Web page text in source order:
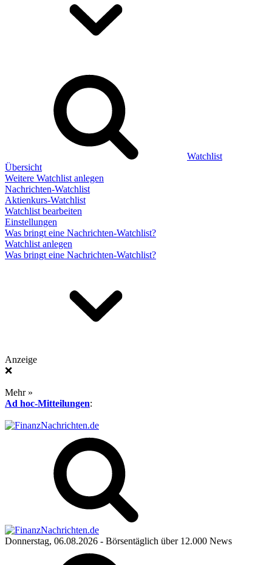
Watchlist
Übersicht
Weitere Watchlist anlegen
Nachrichten-Watchlist
Aktienkurs-Watchlist
Watchlist bearbeiten
Einstellungen
Was bringt eine Nachrichten-Watchlist?
Watchlist anlegen
Was bringt eine Nachrichten-Watchlist?
Anzeige
❌
Mehr »
Ad hoc-Mitteilungen:
Donnerstag, 06.08.2026 - Börsentäglich über 12.000 News